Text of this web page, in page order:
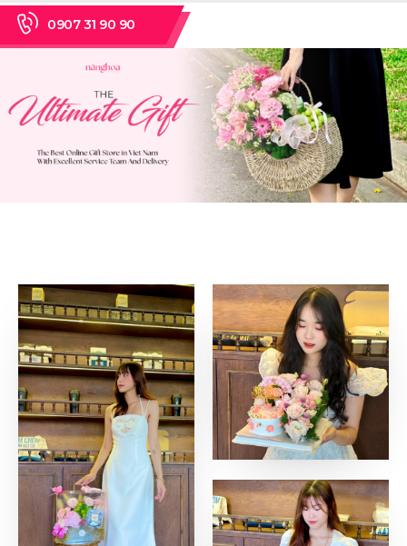
0907 31 90 90